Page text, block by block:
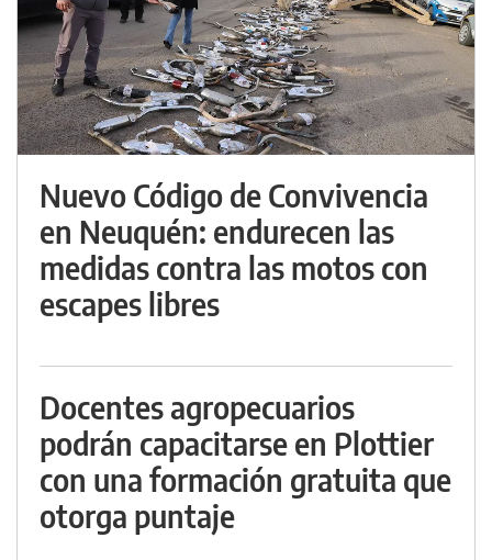
Nuevo Código de Convivencia
en Neuquén: endurecen las
medidas contra las motos con
escapes libres
Docentes agropecuarios
podrán capacitarse en Plottier
con una formación gratuita que
otorga puntaje